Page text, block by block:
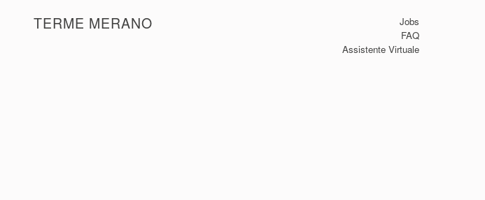
TERME MERANO
Jobs
FAQ
Assistente Virtuale